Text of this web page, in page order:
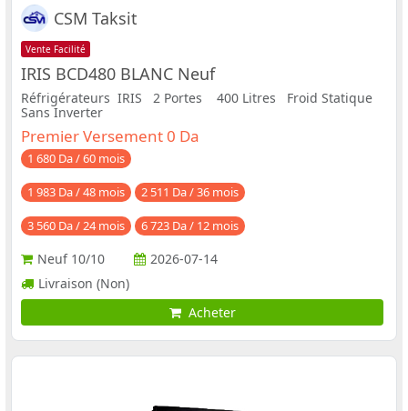
CSM Taksit
Vente Facilité
IRIS BCD480 BLANC Neuf
Réfrigérateurs IRIS 2 Portes 400 Litres Froid Statique
Sans Inverter
Premier Versement 0 Da
1 680 Da / 60 mois
1 983 Da / 48 mois 2 511 Da / 36 mois
3 560 Da / 24 mois 6 723 Da / 12 mois
Neuf 10/10
2026-07-14
Livraison (Non)
Acheter